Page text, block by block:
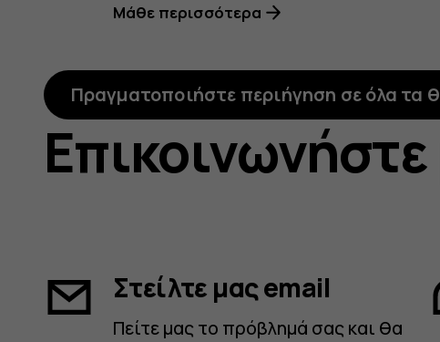
Μάθε περισσότερα
Πραγματοποιήστε περιήγηση σε όλα τα
Στείλτε μας email
Πείτε μας το πρόβλημά σας και θα